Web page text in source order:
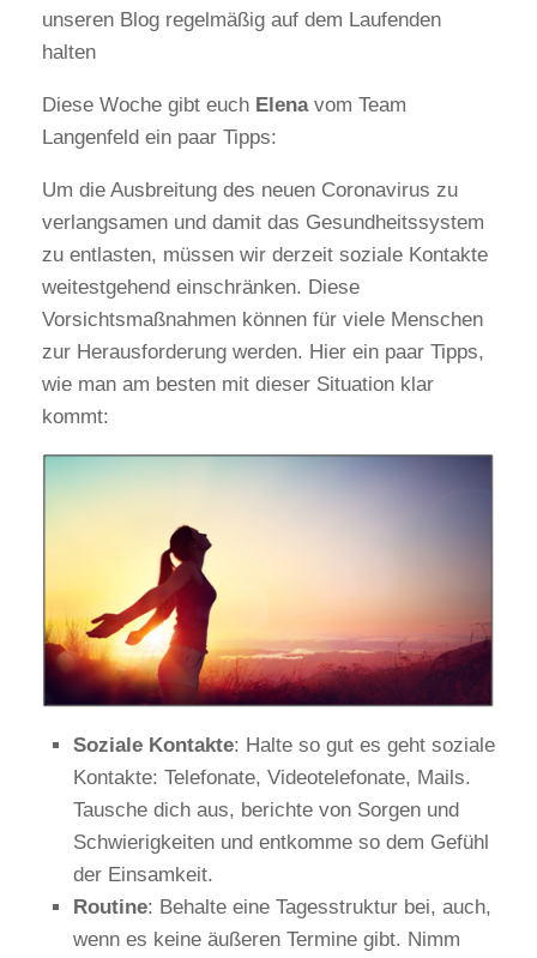
unseren Blog regelmäßig auf dem Laufenden
halten
Diese Woche gibt euch Elenavom Team
Langenfeld ein paar Tipps:
Um die Ausbreitung des neuen Coronavirus zu
verlangsamen und damit das Gesundheitssystem
zu entlasten, müssen wir derzeit soziale Kontakte
weitestgehend einschränken. Diese
Vorsichtsmaßnahmen können für viele Menschen
zur Herausforderung werden. Hier ein paar Tipps,
wie man am besten mit dieser Situation klar
kommt:
Soziale Kontakte: Halte so gut es geht soziale
Kontakte: Telefonate, Videotelefonate, Mails.
Tausche dich aus, berichte von Sorgen und
Schwierigkeiten und entkomme so dem Gefühl
der Einsamkeit.
Routine: Behalte eine Tagesstruktur bei, auch,
wenn es keine äußeren Termine gibt. Nimm